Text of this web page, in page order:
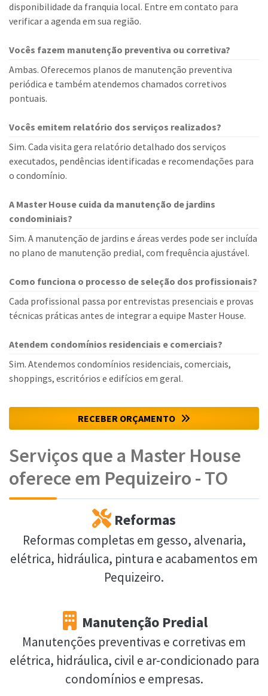
disponibilidade da franquia local. Entre em contato para
verificar a agenda em sua região.
Vocês fazem manutenção preventiva ou corretiva?
Ambas. Oferecemos planos de manutenção preventiva
periódica e também atendemos chamados corretivos
pontuais.
Vocês emitem relatório dos serviços realizados?
Sim. Cada visita gera relatório detalhado dos serviços
executados, pendências identificadas e recomendações para
o condomínio.
A Master House cuida da manutenção de jardins
condominiais?
Sim. A manutenção de jardins e áreas verdes pode ser incluída
no plano de manutenção predial, com frequência ajustável.
Como funciona o processo de seleção dos profissionais?
Cada profissional passa por entrevistas presenciais e provas
técnicas práticas antes de integrar a equipe Master House.
Atendem condomínios residenciais e comerciais?
Sim. Atendemos condomínios residenciais, comerciais,
shoppings, escritórios e edifícios em geral.
RECEBER ORÇAMENTO
Serviços que a Master House
oferece em Pequizeiro - TO
Reformas
Reformas completas em gesso, alvenaria,
elétrica, hidráulica, pintura e acabamentos em
Pequizeiro.
Manutenção Predial
Manutenções preventivas e corretivas em
elétrica, hidráulica, civil e ar-condicionado para
condomínios e empresas.